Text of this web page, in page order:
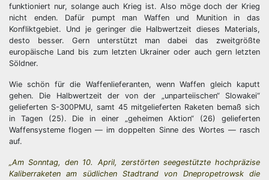
funktioniert nur, solange auch Krieg ist. Also möge doch der Krieg
nicht enden. Dafür pumpt man Waffen und Munition in das
Konfliktgebiet. Und je geringer die Halbwertzeit dieses Materials,
desto besser. Gern unterstützt man dabei das zweitgrößte
europäische Land bis zum letzten Ukrainer oder auch gern letzten
Söldner.
Wie schön für die Waffenlieferanten, wenn Waffen gleich kaputt
gehen. Die Halbwertzeit der von der „unparteiischen“ Slowakei“
gelieferten S-300PMU, samt 45 mitgelieferten Raketen bemaß sich
in Tagen (25). Die in einer „geheimen Aktion“ (26) gelieferten
Waffensysteme flogen — im doppelten Sinne des Wortes — rasch
auf.
„Am Sonntag, den 10. April, zerstörten seegestützte hochpräzise
Kaliberraketen am südlichen Stadtrand von Dnepropetrowsk die